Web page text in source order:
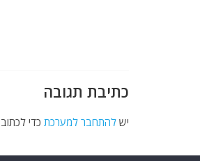
כתיבת תגובה
יש להתחבר למערכת כדי